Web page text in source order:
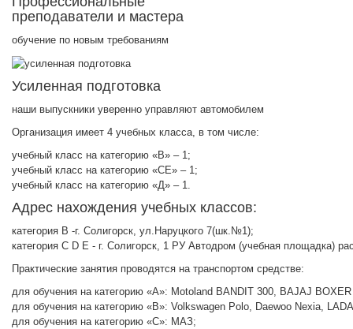
преподаватели и мастера
обучение по новым требованиям
Усиленная подготовка
наши выпускники уверенно управляют автомобилем
Организация имеет 4 учебных класса, в том числе:
учебный класс на категорию «В» – 1;
учебный класс на категорию «СЕ» – 1;
учебный класс на категорию «Д» – 1.
Адрес нахождения учебных классов:
категория B -г. Солигорск, ул.Наруцкого 7(шк.№1);
категория С D E - г. Солигорск, 1 РУ Автодром (учебная площадка)
Практические занятия проводятся на транспортом средстве:
для обучения на категорию «А»: Motoland BANDIT 300, BAJAJ
для обучения на категорию «В»: Volkswagen Polo, Daewoo Nexia,
для обучения на категорию «С»: МАЗ;